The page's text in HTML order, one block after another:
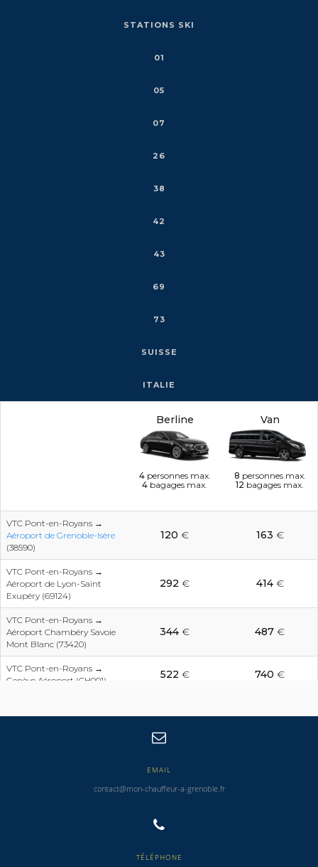
STATIONS SKI
01
05
07
26
38
42
43
69
73
SUISSE
ITALIE
Berline
4personnes max.
4 bagages max.
Van
8 personnes max.
12 bagages max.
VTC Pont-en-Royans →
Aéroport de Grenoble-Isère
(38590)
120 € 163 €
VTC Pont-en-Royans →
Aéroport de Lyon-Saint
Exupéry (69124)
292 € 414€
VTC Pont-en-Royans →
Aéroport Chambéry Savoie
Mont Blanc (73420)
344 € 487 €
VTC Pont-en-Royans →
Genève Aéroport (CH001)
522 € 740 €
EMAIL
contact@mon-chauffeur-a-grenoble.fr
TÉLÉPHONE